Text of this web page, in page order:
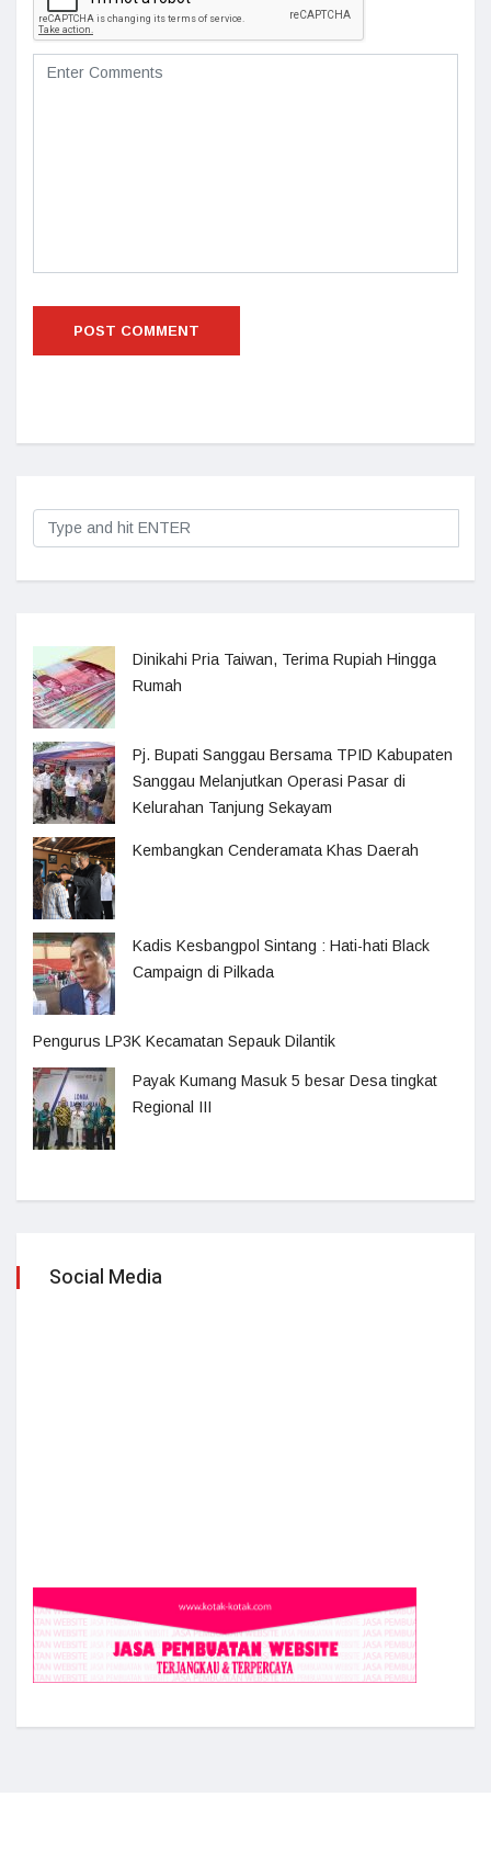
Dinikahi Pria Taiwan, Terima Rupiah Hingga
Rumah
Pj. Bupati Sanggau Bersama TPID Kabupaten
Sanggau Melanjutkan Operasi Pasar di
Kelurahan Tanjung Sekayam
Kembangkan Cenderamata Khas Daerah
Kadis Kesbangpol Sintang : Hati-hati Black
Campaign di Pilkada
Pengurus LP3K Kecamatan Sepauk Dilantik
Payak Kumang Masuk 5 besar Desa tingkat
Regional III
Social Media